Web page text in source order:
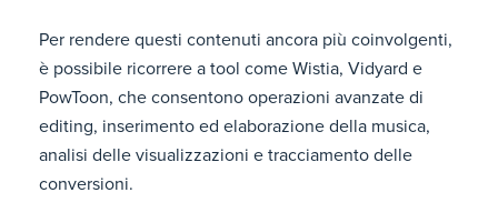
Per rendere questi contenuti ancora più coinvolgenti,
è possibile ricorrere a tool come Wistia, Vidyard e
PowToon, che consentono operazioni avanzate di
editing, inserimento ed elaborazione della musica,
analisi delle visualizzazioni e tracciamento delle
conversioni.